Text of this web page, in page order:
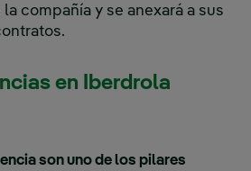
compañía y se anexará a sus
en Iberdrola
son uno de los pilares